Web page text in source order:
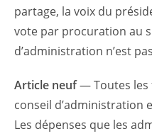
partage, la voix du
vote par procuration au
d’administration n’est
Article neuf— Toutes les
conseil d’administration
Les dépenses que les